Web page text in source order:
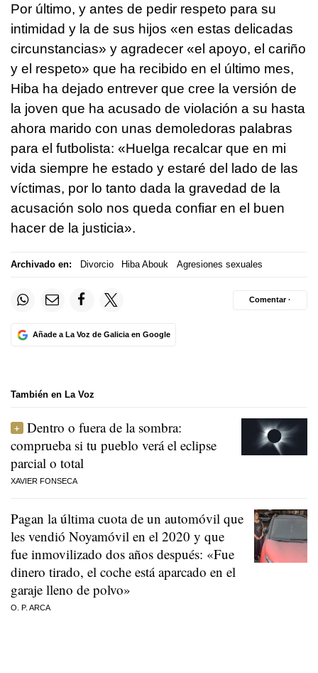
Por último, y antes de pedir respeto para su
intimidad y la de sus hijos «en estas delicadas
circunstancias» y agradecer «el apoyo, el cariño
y el respeto» que ha recibido en el último mes,
Hiba ha dejado entrever que cree la versión de
la joven que ha acusado de violación a su hasta
ahora marido con unas demoledoras palabras
para el futbolista: «Huelga recalcar que en mi
vida siempre he estado y estaré del lado de las
víctimas, por lo tanto dada la gravedad de la
acusación solo nos queda confiar en el buen
hacer de la justicia».
Archivado en: Divorcio Hiba Abouk Agresiones sexuales
Añade a La Voz de Galicia en Google
Comentar ·
También en La Voz
Dentro o fuera de la sombra:
comprueba si tu pueblo verá el eclipse
parcial o total
XAVIER FONSECA
Pagan la última cuota de un automóvil que
les vendió Noyamóvil en el 2020 y que
fue inmovilizado dos años después: «Fue
dinero tirado, el coche está aparcado en el
garaje lleno de polvo»
O. P. ARCA